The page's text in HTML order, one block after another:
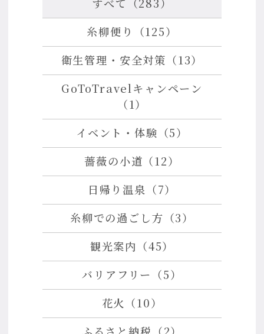
すべて（283）
糸柳便り（125）
衛生管理・安全対策（13）
GoToTravelキャンペーン
（1）
イベント・体験（5）
薔薇の小道（12）
日帰り温泉（7）
糸柳での過ごし方（3）
観光案内（45）
バリアフリー（5）
花火（10）